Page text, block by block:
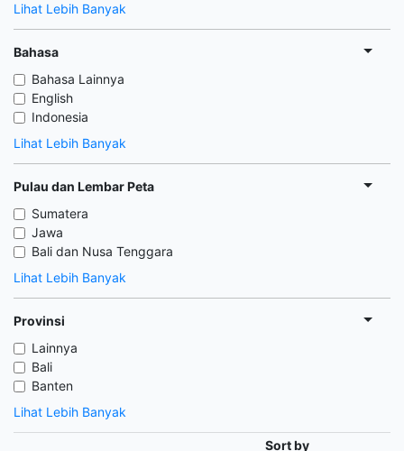
Lihat Lebih Banyak
Bahasa
Bahasa Lainnya
English
Indonesia
Lihat Lebih Banyak
Pulau dan Lembar Peta
Sumatera
Jawa
Bali dan Nusa Tenggara
Lihat Lebih Banyak
Provinsi
Lainnya
Bali
Banten
Lihat Lebih Banyak
Sort by